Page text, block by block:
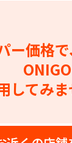
ー価格
してみ